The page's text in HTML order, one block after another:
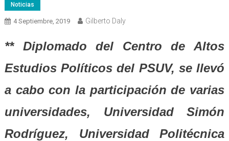
Noticias
4 Septiembre, 2019 Gilberto Daly
** Diplomado del Centro de Altos
Estudios Políticos del PSUV, se llevó
a cabo con la participación de varias
universidades, Universidad Simón
Rodríguez, Universidad Politécnica